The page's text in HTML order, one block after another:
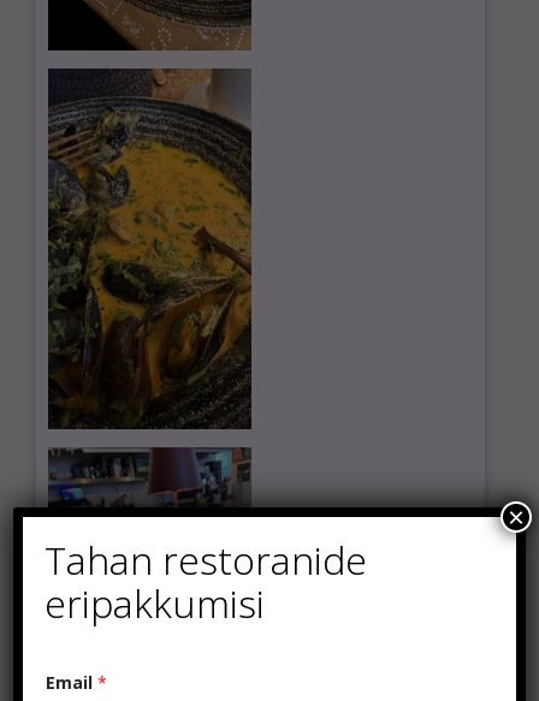
Tahan restoranide
eripakkumisi
m
Email*
×